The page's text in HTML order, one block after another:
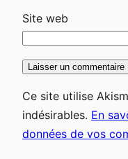
Site web
Ce site utilise
indésirables. En
données de vos